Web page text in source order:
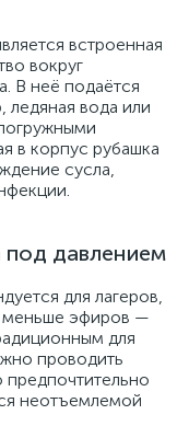
встроенная
вокруг
В неё подаётся
вода или
в корпус рубашка
сусла,
под давлением
для лагеров,
меньше эфиров —
для
проводить
неотъемлемой